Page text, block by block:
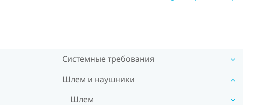
Системные требования
Шлем и наушники
Шлем